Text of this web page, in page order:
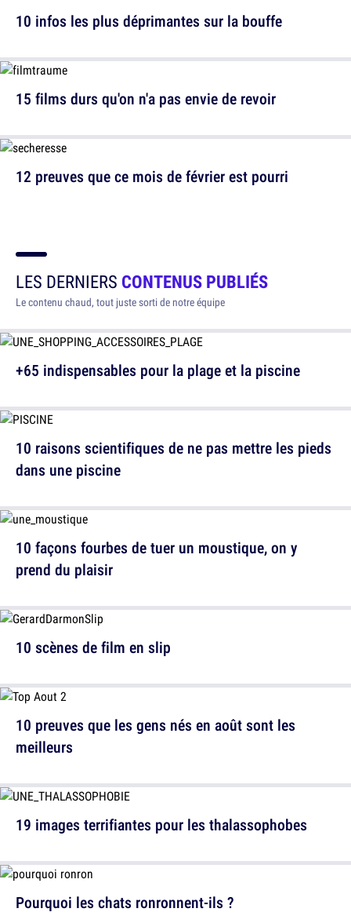
10 infos les plus déprimantes sur la bouffe
12 preuves que ce mois de février est pourri
15 films durs qu'on n'a pas envie de revoir
LES DERNIERS CONTENUS PUBLIÉS
Le contenu chaud, tout juste sorti de notre équipe
+65 indispensables pour la plage et la piscine
10 façons fourbes de tuer un moustique, on y
prend du plaisir
10 preuves que les gens nés en août sont les
meilleurs
Pourquoi les chats ronronnent-ils ?
10 raisons scientifiques de ne pas mettre les pieds
dans une piscine
10 scènes de film en slip
19 images terrifiantes pour les thalassophobes